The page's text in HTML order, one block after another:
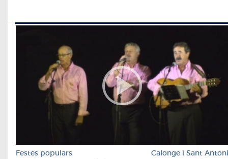
Festes populars Calonge i Sant Antoni